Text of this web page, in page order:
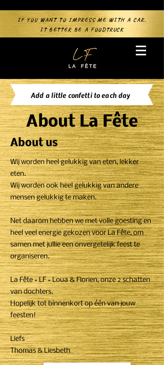
IF YOU WANT TO IMPRESS ME WITH A CAR,
IT BETTER BE A FOODTRUCK
Add a little confetti to each day
About La Fête
About us
Wij worden heel gelukkig van eten, lekker
eten.
Wij worden ook heel gelukkig van andere
mensen gelukkig te maken.
Net daarom hebben we met volle goesting en
heel veel energie gekozen voor La Fête, om
samen met jullie een onvergetelijk feest te
organiseren.
La Fête = LF = Loua & Florien, onze 2 schatten
van dochters.
Hopelijk tot binnenkort op één van jouw
feesten!
Liefs
Thomas & Liesbeth